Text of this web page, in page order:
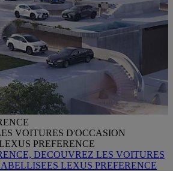
VOITURES D'OCCASION
PREFERENCE
DECOUVREZ LES VOITURES
LEXUS PREFERENCE